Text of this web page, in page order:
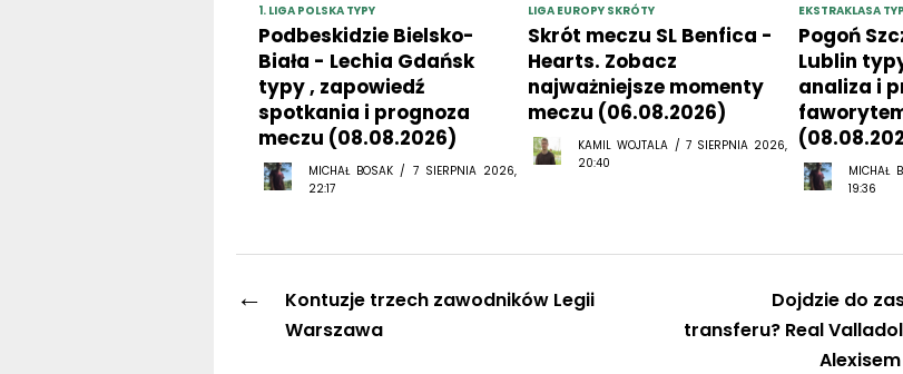
1. LIGA POLSKA TYPY
Podbeskidzie Bielsko-
Biała - Lechia Gdańsk
typy , zapowiedź
spotkania i prognoza
meczu (08.08.2026)
MICHAŁ BOSAK / 7 SIERPNIA 2026,
22:17
LIGA EUROPY SKRÓTY
Skrót meczu SL Benfica -
Hearts. Zobacz
najważniejsze momenty
meczu (06.08.2026)
KAMIL WOJTALA / 7 SIERPNIA 2026,
20:40
EKSTRAKLASA
Pogoń
Lublin
analiza i
MICHAŁ
19:36
←
Kontuzje trzech zawodników Legii
Warszawa
Dojdzie do
transferu? Real